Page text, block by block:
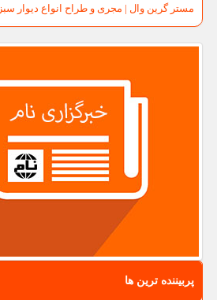
مستر گرین وال | مجری و طراح انواع دیوار سبز
پربیننده ترین ها